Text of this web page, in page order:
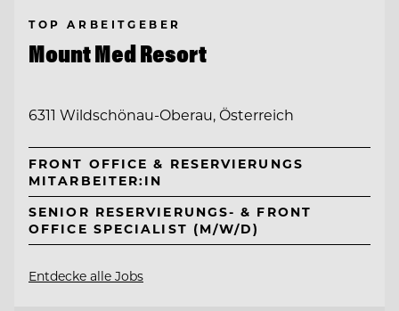
TOP ARBEITGEBER
Mount Med Resort
6311 Wildschönau-Oberau, Österreich
FRONT OFFICE & RESERVIERUNGS
MITARBEITER:IN
SENIOR RESERVIERUNGS- & FRONT
OFFICE SPECIALIST (M/W/D)
Entdecke alle Jobs